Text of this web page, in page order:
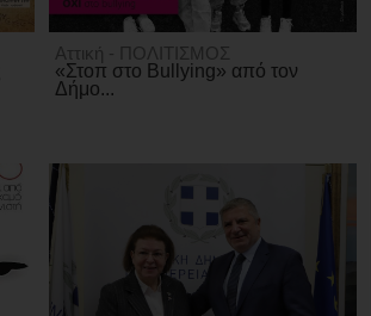
Αττική - ΠΟΛΙΤΙΣΜΟΣ
«Στοπ στο Bullying» από τον
Δήμο...